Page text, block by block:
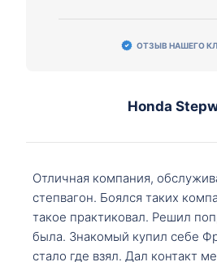
ОТЗЫВ НАШЕГО
Honda
Отличная компания,
степвагон. Боялся таких
такое практиковал. Решил
была. Знакомый купил себе
стало где взял. Дал контакт